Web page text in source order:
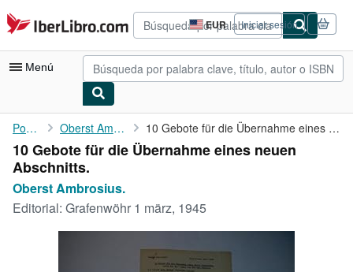
Pasar al contenido principal
IberLibro.com EUR
Preferencias
de
compra
del
Iniciar sesión
Menú
Mi cuenta
Consultar mis pedidos
Búsqueda avanzada
Colecciones
Portada Oberst Ambrosius. 10 Gebote für die Übernahme eines neuen Abschnitts.
10 Gebote für die Übernahme eines neuen
Abschnitts.
Oberst Ambrosius.
Editorial: Grafenwöhr 1 märz, 1945